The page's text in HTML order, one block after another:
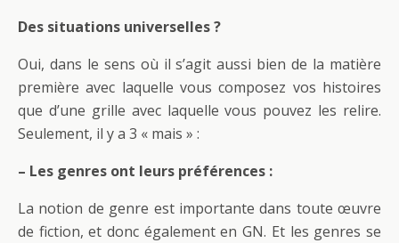
Des situations universelles ?
Oui, dans le sens où il s’agit aussi bien de la matière
première avec laquelle vous composez vos histoires
que d’une grille avec laquelle vous pouvez les relire.
Seulement, il y a 3 « mais » :
– Les genres ont leurs préférences :
La notion de genre est importante dans toute œuvre
de fiction, et donc également en GN. Et les genres se